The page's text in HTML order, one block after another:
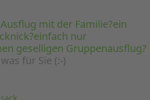
mit der Familie?ein
einfach nur
geselligen Gruppenausflug?
für Sie (:-)